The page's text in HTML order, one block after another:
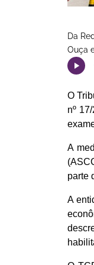
Da
Ouça
O
nº
A
parte
A